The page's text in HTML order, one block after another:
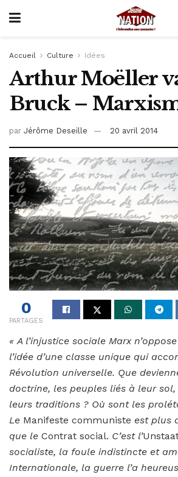
Accueil Culture Idées
Arthur Moëller
Bruck –
par Jérôme Deseille 20 avril 2014
0
PARTAGES
« A l’injustice sociale Marx
l’idée d’une classe unique qui
Révolution universelle. Que
doctrine, les peuples liés à leur
leurs traditions ? Où sont les
Le Manifeste communiste est plus
que le Contrat social. C’est l’
socialiste, la foule indistincte et
Internationale, la guerre l’a